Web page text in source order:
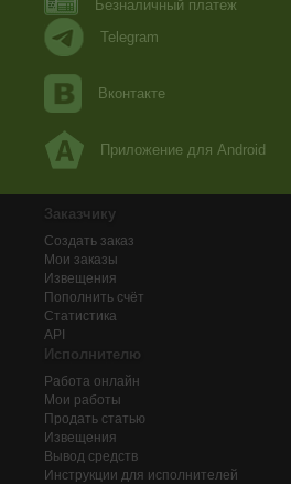
Безналичный платеж
Telegram
Вконтакте
Приложение для Android
Заказчику
Создать заказ
Мои заказы
Извещения
Пополнить счёт
Статистика
API
Исполнителю
Работа онлайн
Мои работы
Продать статью
Извещения
Вывод средств
Инструкции для исполнителей